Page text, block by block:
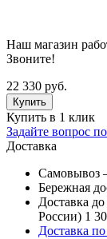
Наш магазин
Звоните!
22 330 руб.
Купить в 1 клик
Задайте вопрос
Доставка
Самовывоз
Бережная
Доставка
России) 1
Доставка